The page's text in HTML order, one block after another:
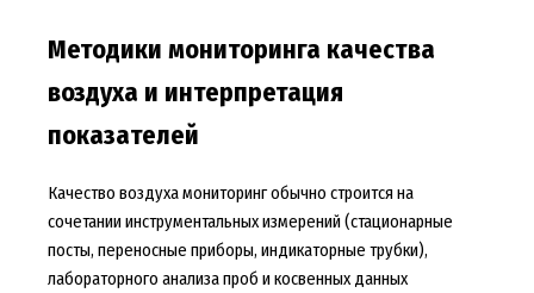
Методики мониторинга качества
воздуха и интерпретация
показателей
Качество воздуха мониторинг обычно строится на
сочетании инструментальных измерений (стационарные
посты, переносные приборы, индикаторные трубки),
лабораторного анализа проб и косвенных данных